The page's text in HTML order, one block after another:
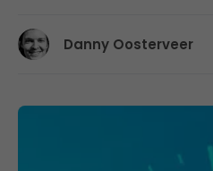
Danny Oosterveer